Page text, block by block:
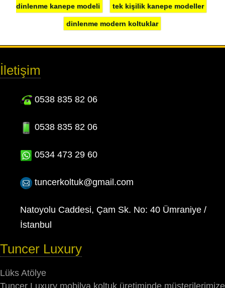
dinlenme kanepe modeli tek kişilik kanepe modeller
dinlenme modern koltuklar
İletişim
0538 835 82 06
0538 835 82 06
0534 473 29 60
tuncerkoltuk@gmail.com
Natoyolu Caddesi, Çam Sk. No: 40 Ümraniye /
İstanbul
Tuncer Luxury
Lüks Atölye